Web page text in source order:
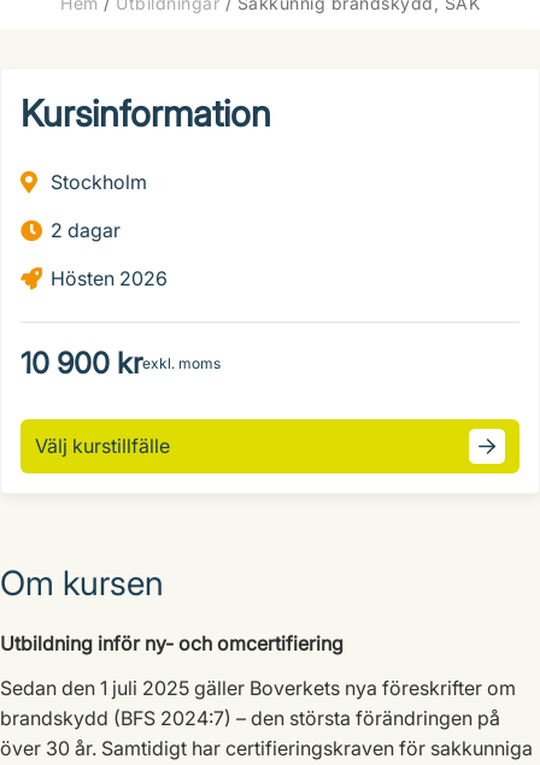
Om kursen
Utbildning inför ny- och omcertifiering
Sedan den 1 juli 2025 gäller Boverkets nya föreskrifter om
brandskydd (BFS 2024:7) – den största förändringen på
över 30 år. Samtidigt har certifieringskraven för sakkunniga
Kursinformation
Stockholm
2 dagar
Hösten 2026
10 900 krexkl. moms
Välj kurstillfälle